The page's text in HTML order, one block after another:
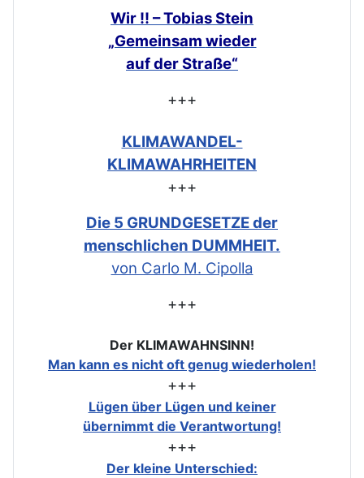
Wir !! – Tobias Stein
„Gemeinsam wieder
auf der Straße“
+++
KLIMAWANDEL-
KLIMAWAHRHEITEN
+++
Die 5 GRUNDGESETZE der
menschlichen DUMMHEIT.
von Carlo M. Cipolla
+++
Der KLIMAWAHNSINN!
Man kann es nicht oft genug wiederholen!
+++
Lügen über Lügen und keiner
übernimmt die Verantwortung!
+++
Der kleine Unterschied: